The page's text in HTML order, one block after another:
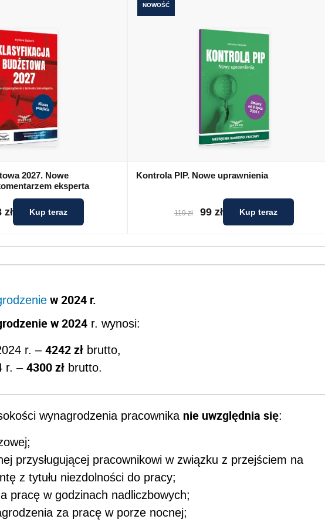
2027. Nowe
eksperta
zł Kup teraz
NOWOŚĆ
Kontrola PIP. Nowe uprawnienia
119 zł 99 zł Kup teraz
w 2024 r.
w 2024 r. wynosi:
r. – 4242 zł brutto,
r. – 4300 zł brutto.
wynagrodzenia pracownika nie uwzględnia się:
przysługującej pracownikowi w związku z przejściem na
z tytułu niezdolności do pracy;
pracę w godzinach nadliczbowych;
za pracę w porze nocnej;